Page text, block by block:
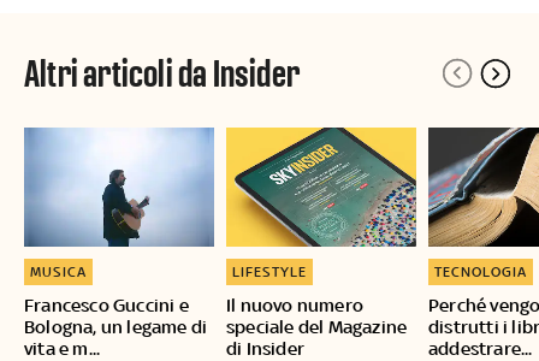
Altri articoli da Insider
Francesco Guccini e
Bologna, un legame di
vita e m...
MUSICA
Il nuovo numero
speciale del Magazine
di Insider
LIFESTYLE
Perché
distrutti i
addestrare...
TECNOLOGIA